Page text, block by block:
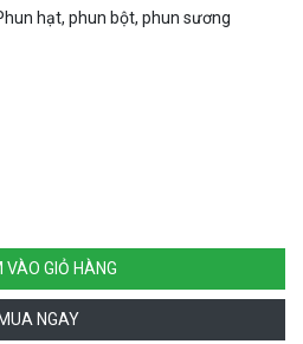
hạt, phun bột, phun sương
VÀO GIỎ HÀNG
MUA NGAY